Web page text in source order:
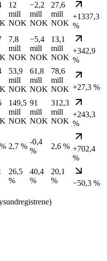
12
mill
NOK
−2,2
mill
NOK
27,6
mill
NOK
+1337,3
%
7,8
mill
NOK
−5,4
mill
NOK
13,1
mill
NOK
+342,9
%
53,9
mill
NOK
61,8
mill
NOK
78,6
mill
NOK +27,3 %
149,5
mill
NOK
91
mill
NOK
312,3
mill
NOK
+243,3
%
2,7 %
-0,4
%
2,6 % +702,4
%
26,5
%
40,4
%
20,1
%
−50,3 %